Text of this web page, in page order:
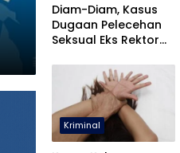
Diam-Diam, Kasus
Dugaan Pelecehan
Seksual Eks Rektor
Kriminal